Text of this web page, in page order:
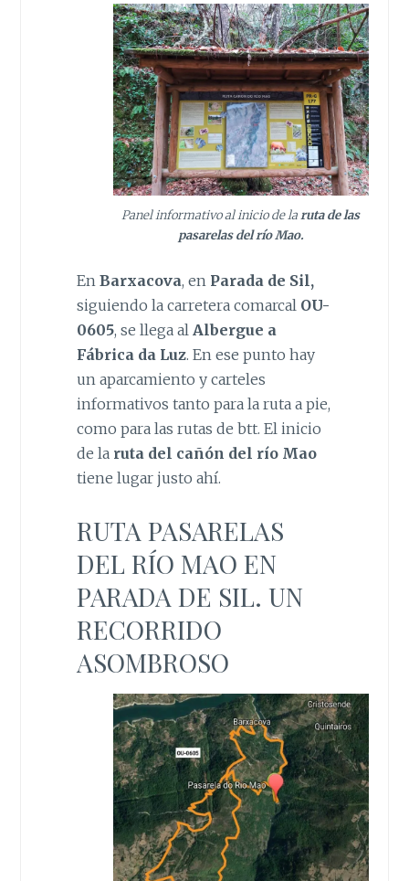
Panel informativo al inicio de laruta de las
pasarelas del río Mao.
En Barxacova, en Parada de Sil,
siguiendo la carretera comarcal OU-
0605, se llega al Albergue a
Fábrica da Luz. En ese punto hay
un aparcamiento y carteles
informativos tanto para la ruta a pie,
como para las rutas de btt. El inicio
de la ruta del cañón del río Mao
tiene lugar justo ahí.
RUTA PASARELAS
DEL RÍO MAO EN
PARADA DE SIL. UN
RECORRIDO
ASOMBROSO